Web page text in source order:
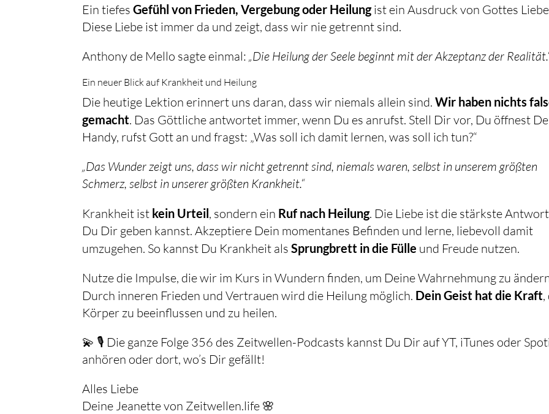
Ein tiefesGefühl von Frieden, Vergebung oder Heilungist ein Ausdruck von Gottes
Diese Liebe ist immer da und zeigt, dass wir nie getrennt sind.
Anthony de Mello sagte einmal:„Die Heilung der Seele beginnt mit der Akzeptanz der
Ein neuer Blick auf Krankheit und Heilung
Die heutige Lektion erinnert uns daran, dass wir niemals allein sind.Wir haben nichts
gemacht. Das Göttliche antwortet immer, wenn Du es anrufst. Stell Dir vor, Du öffnest
Handy, rufst Gott an und fragst: „Was soll ich damit lernen, was soll ich tun?“
„Das Wunder zeigt uns, dass wir nicht getrennt sind, niemals waren, selbst in unserem größten
Schmerz, selbst in unserer größten Krankheit.“
Krankheit ist kein Urteil, sondern ein Ruf nach Heilung. Die Liebe ist die stärkste
Du Dir geben kannst. Akzeptiere Dein momentanes Befinden und lerne, liebevoll damit
umzugehen. So kannst Du Krankheit alsSprungbrett in die Fülle und Freude nutzen.
Nutze die Impulse, die wir im Kurs in Wundern finden, um Deine Wahrnehmung zu
Durch inneren Frieden und Vertrauen wird die Heilung möglich. Dein Geist hat die Kraft,
Körper zu beeinflussen und zu heilen.
💫 🎙️ Die ganze Folge 356 des Zeitwellen-Podcasts kannst Du Dir auf YT, iTunes oder
anhören oder dort, wo’s Dir gefällt!
Alles Liebe
Deine Jeanette von Zeitwellen.life 🌸